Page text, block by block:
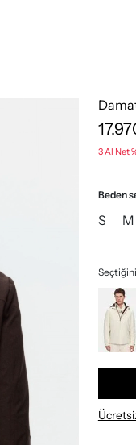
3 Al Net
Beden
S M